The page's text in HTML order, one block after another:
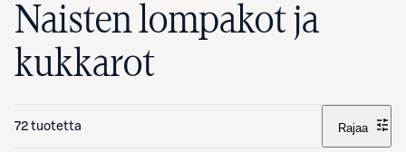
Naisten lompakot ja
kukkarot
72 tuotetta Rajaa